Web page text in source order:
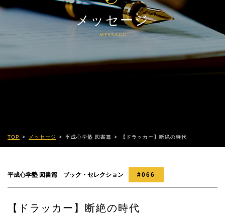
メッセージ
message
TOP メッセージ 平成心学塾 図書篇 【ドラッカー】断絶の時代
平成心学塾 図書篇 ブック・セレクション #066
【ドラッカー】断絶の時代